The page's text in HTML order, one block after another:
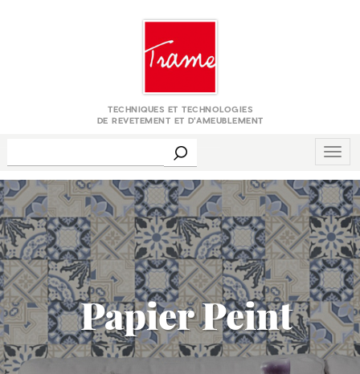
TECHNIQUES ET TECHNOLOGIES
DE REVETEMENT ET D'AMEUBLEMENT
Papier Peint